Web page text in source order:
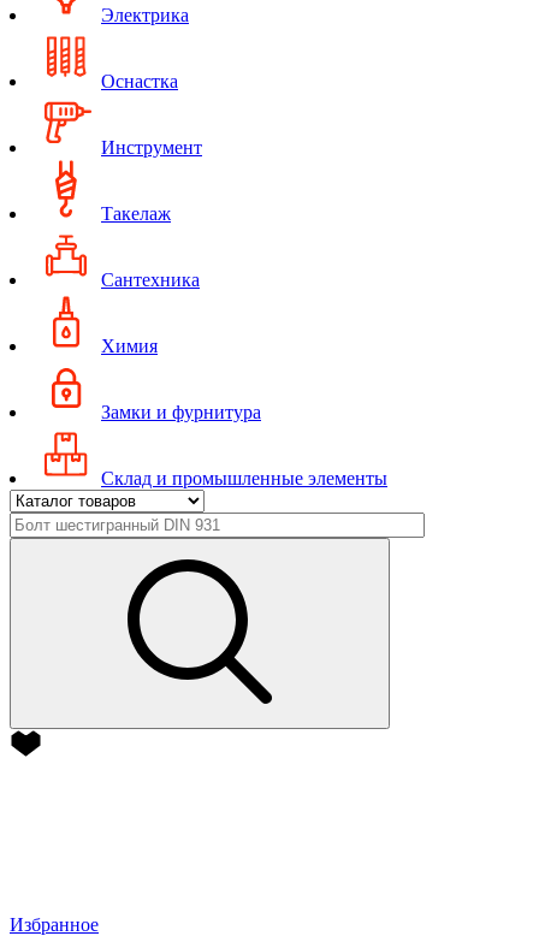
Электрика
Оснастка
Инструмент
Такелаж
Сантехника
Химия
Замки и фурнитура
Склад и промышленные элементы
Избранное